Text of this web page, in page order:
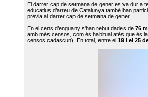
El darrer cap de setmana de gener es va dur a
educatius d’arreu de Catalunya també han
prèvia al darrer cap de setmana de gener.
En el cens d’enguany s'han rebut dades de 76
amb més censos, com és habitual atès que és
censos cadascun). En total, entre el 19 i el 25